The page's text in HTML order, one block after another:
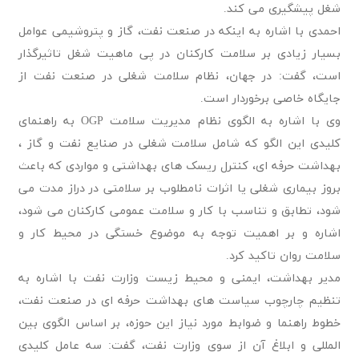
شغل پیشگیری می کند.
احمدی با اشاره به اینکه در صنعت نفت، گاز و پتروشیمی عوامل
بسیار زیادی بر سلامت کارکنان در پی ماهیت شغل تاثیرگذار
است، گفت: در جهان، نظام سلامت شغلی در صنعت نفت از
جایگاه خاصی برخوردار است.
وی با اشاره به الگوی نظام مدیریت سلامت OGP به راهنمای
کلیدی این الگو که شامل سلامت شغلی در صنایع نفت و گاز ،
بهداشت حرفه ای، کنترل ریسک های بهداشتی و مواردی که باعث
بروز بیماری شغلی یا اثرات نامطلوب بر سلامتی در دراز مدت می
شود، تطابق و تناسب با کار و سلامت عمومی کارکنان می شود،
اشاره و بر اهمیت توجه به موضوع خستگی در محیط کار و
سلامت روان تاکید کرد.
مدیر بهداشت، ایمنی و محیط‌ زیست وزارت نفت با اشاره به
تنظیم چارچوب سیاست های بهداشت حرفه ای در صنعت نفت،
خطوط راهنما و ضوابط مورد نیاز این حوزه، بر اساس الگوی بین
المللی و ابلاغ آن از سوی وزارت نفت، گفت: سه عامل کلیدی